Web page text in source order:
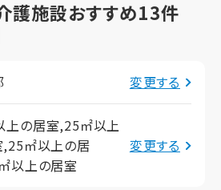
護施設おすすめ13件
変更する
上の居室,25㎡以上
,25㎡以上の居
以上の居室
変更する